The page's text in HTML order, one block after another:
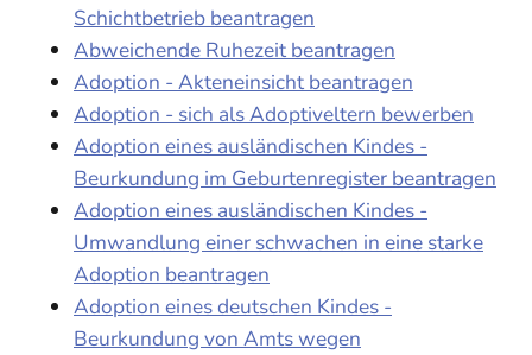
Schichtbetrieb beantragen
Abweichende Ruhezeit beantragen
Adoption - Akteneinsicht beantragen
Adoption - sich als Adoptiveltern bewerben
Adoption eines ausländischen Kindes -
Beurkundung im Geburtenregister beantragen
Adoption eines ausländischen Kindes -
Umwandlung einer schwachen in eine starke
Adoption beantragen
Adoption eines deutschen Kindes -
Beurkundung von Amts wegen